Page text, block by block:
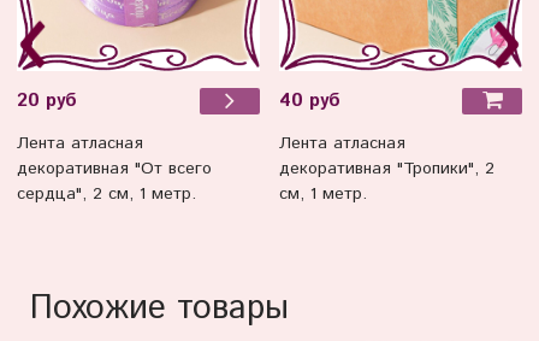
20 руб
Лента атласная
декоративная "От всего
сердца", 2 см, 1 метр.
40 руб
Лента атласная
декоративная "Тропики", 2
см, 1 метр.
Похожие товары